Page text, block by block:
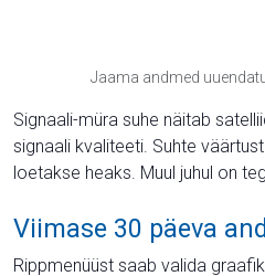
Jaama andmed
Signaali-müra suhe näitab
signaali kvaliteeti. Suhte
loetakse heaks. Muul juhul on
Viimase 30 päeva
Rippmenüüst saab valida